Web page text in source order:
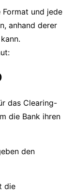
und jede
anhand derer
das Clearing-
die Bank ihren
den
die